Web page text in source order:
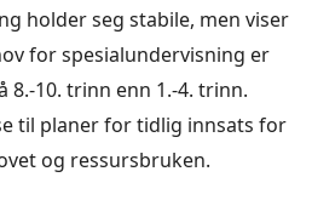
holder seg stabile, men viser
for spesialundervisning er
8.-10. trinn enn 1.-4. trinn.
til planer for tidlig innsats for
og ressursbruken.